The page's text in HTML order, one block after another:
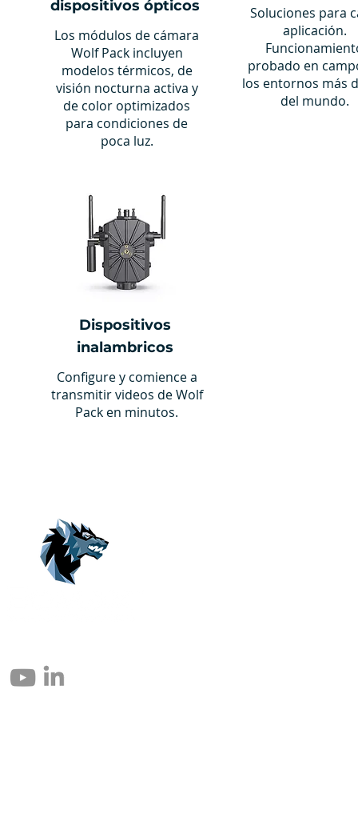
dispositivos ópticos
Los módulos de cámara
Wolf Pack incluyen
modelos térmicos, de
visión nocturna activa y
de color optimizados
para condiciones de
poca luz.
Dispositivos
inalambricos
Configure y comience a
transmitir videos de Wolf
Pack en minutos.
Soluciones para
aplicación.
probado en
los entornos más
del mundo.